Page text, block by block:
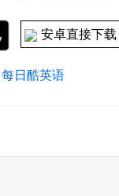
安卓直接下载
每日酷英语